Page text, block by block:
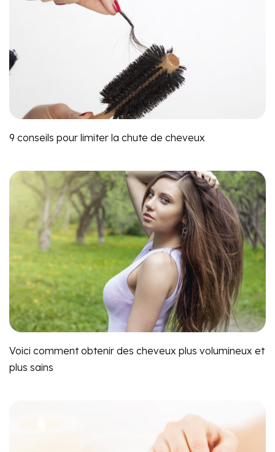
9 conseils pour limiter la chute de cheveux
Voici comment obtenir des cheveux plus volumineux et
plus sains